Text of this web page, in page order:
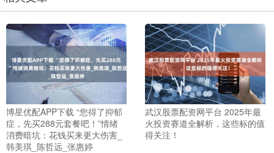
博星优配APP下载 “您得了抑郁
症，先买288元套餐吧！”情绪
消费暗坑：花钱买来更大伤害_
韩美琪_陈哲远_张惠婷
武汉股票配资网平台 2025年最
火投资赛道全解析，这些标的值
得关注！